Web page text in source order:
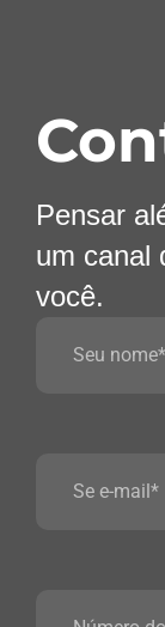
Pensar
um canal
você.